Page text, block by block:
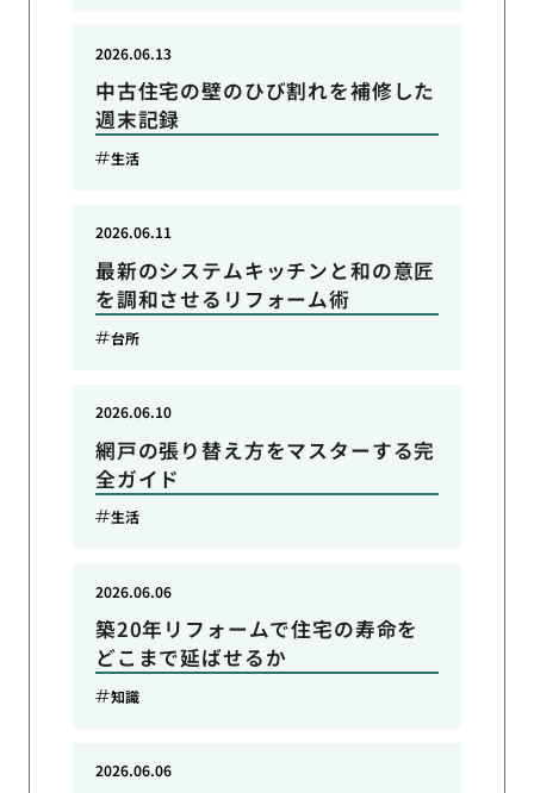
中古住宅の壁のひび割れを補修した
週末記録
2026.06.13
生活
最新のシステムキッチンと和の意匠
を調和させるリフォーム術
2026.06.11
台所
網戸の張り替え方をマスターする完
全ガイド
2026.06.10
生活
築20年リフォームで住宅の寿命を
どこまで延ばせるか
2026.06.06
知識
2026.06.06